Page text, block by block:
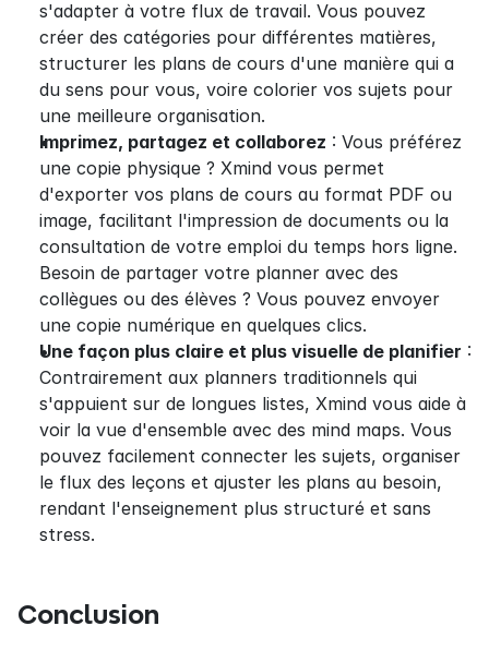
s'adapter à votre flux de travail. Vous pouvez
créer des catégories pour différentes matières,
structurer les plans de cours d'une manière qui a
du sens pour vous, voire colorier vos sujets pour
une meilleure organisation.
Imprimez, partagez et collaborez : Vous préférez
une copie physique ? Xmind vous permet
d'exporter vos plans de cours au format PDF ou
image, facilitant l'impression de documents ou la
consultation de votre emploi du temps hors ligne.
Besoin de partager votre planner avec des
collègues ou des élèves ? Vous pouvez envoyer
une copie numérique en quelques clics.
Une façon plus claire et plus visuelle de planifier :
Contrairement aux planners traditionnels qui
s'appuient sur de longues listes, Xmind vous aide à
voir la vue d'ensemble avec des mind maps. Vous
pouvez facilement connecter les sujets, organiser
le flux des leçons et ajuster les plans au besoin,
rendant l'enseignement plus structuré et sans
stress.
Conclusion